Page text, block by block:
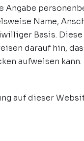
Name,
Basis.
darauf hin,
aufweisen
auf dieser